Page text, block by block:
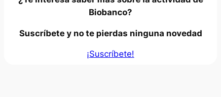
Biobanco?
Suscríbete y no te pierdas ninguna novedad
¡Suscríbete!